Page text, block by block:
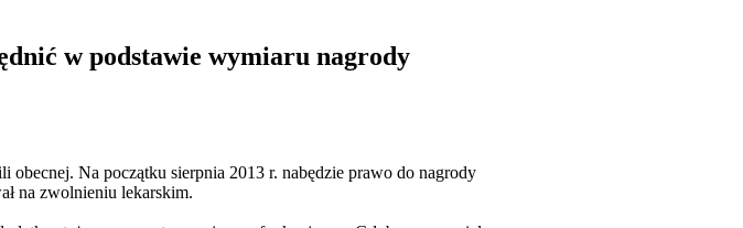
w podstawie wymiaru nagrody
Na początku sierpnia 2013 r. nabędzie prawo do nagrody
na zwolnieniu lekarskim.